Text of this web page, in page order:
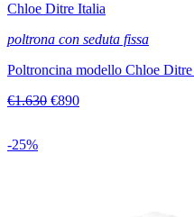
Chloe Ditre Italia
poltrona con seduta fissa
Poltroncina modello Chloe
€1.630 €890
-25%